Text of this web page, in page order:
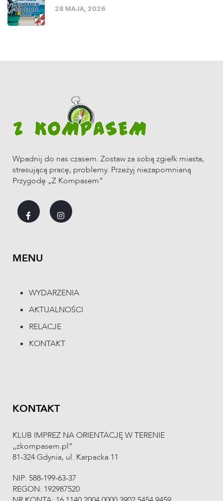
28 MAJA, 2026
Wpadnij do nas czasem. Zostaw za sobą zgiełk miasta,
stresującą pracę, problemy. Przeżyj niezapomnianą
Przygodę „Z Kompasem”
MENU
WYDARZENIA
AKTUALNOŚCI
RELACJE
KONTAKT
KONTAKT
KLUB IMPREZ NA ORIENTACJĘ W TERENIE
„zkompasem.pl”
81-324 Gdynia, ul. Karpacka 11
NIP: 588-199-63-37
REGON: 192987520